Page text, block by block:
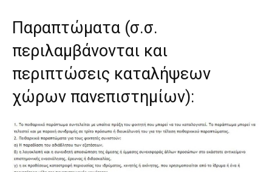
Παραπτώματα (σ.σ.
περιλαμβάνονται και
περιπτώσεις καταλήψεων
χώρων πανεπιστημίων):